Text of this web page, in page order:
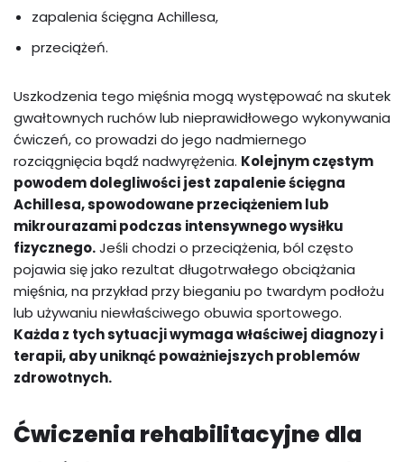
zapalenia ścięgna Achillesa,
przeciążeń.
Uszkodzenia tego mięśnia mogą występować na skutek
gwałtownych ruchów lub nieprawidłowego wykonywania
ćwiczeń, co prowadzi do jego nadmiernego
rozciągnięcia bądź nadwyrężenia. Kolejnym częstym
powodem dolegliwości jest zapalenie ścięgna
Achillesa, spowodowane przeciążeniem lub
mikrourazami podczas intensywnego wysiłku
fizycznego.Jeśli chodzi o przeciążenia, ból często
pojawia się jako rezultat długotrwałego obciążania
mięśnia, na przykład przy bieganiu po twardym podłożu
lub używaniu niewłaściwego obuwia sportowego.
Każda z tych sytuacji wymaga właściwej diagnozy i
terapii, aby uniknąć poważniejszych problemów
zdrowotnych.
Ćwiczenia rehabilitacyjne dla